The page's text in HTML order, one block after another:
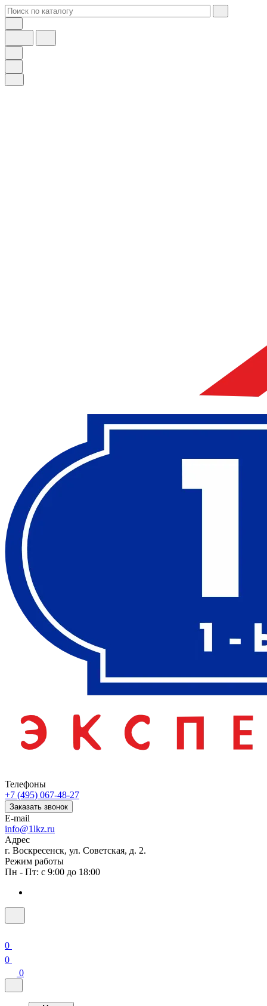
Телефоны
+7 (495) 067-48-27
Заказать звонок
E-mail
info@1lkz.ru
Адрес
г. Воскресенск, ул. Советская, д. 2.
Режим работы
Пн - Пт: с 9:00 до 18:00
0
0
0